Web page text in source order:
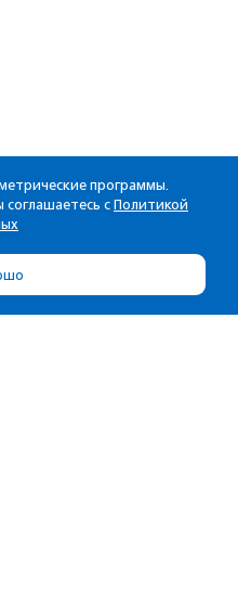
программы.
с Политикой